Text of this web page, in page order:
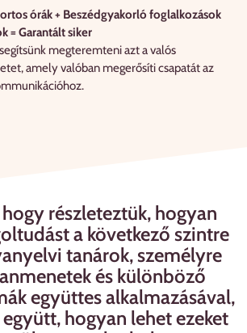
órák + Beszédgyakorló foglalkozások
= Garantált siker
megteremteni azt a valós
amely valóban megerősíti csapatát az
részleteztük, hogyan
a következő szintre
tanárok, személyre
és különböző
együttes alkalmazásával,
hogyan lehet ezeket